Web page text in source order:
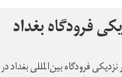
فرودگاه بغداد
فرودگاه بین‌المللی بغداد